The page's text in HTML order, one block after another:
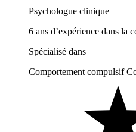
Psychologue clinique
6 ans d’expérience dans la
Spécialisé dans
Comportement compulsif